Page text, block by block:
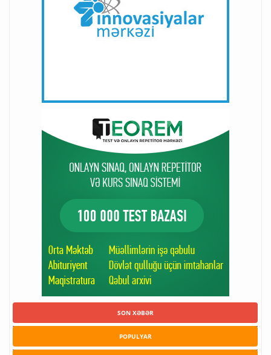
SON XƏBƏR
POPULYAR